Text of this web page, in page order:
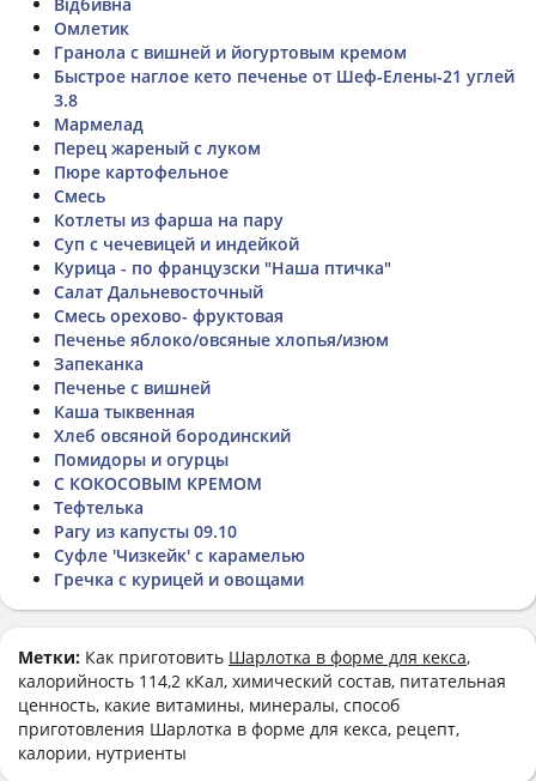
Омлетик
Гранола с вишней и йогуртовым кремом
Быстрое наглое кето печенье от Шеф-Елены-21 углей
3.8
Мармелад
Перец жареный с луком
Пюре картофельное
Смесь
Котлеты из фарша на пару
Суп с чечевицей и индейкой
Курица - по французски "Наша птичка"
Салат Дальневосточный
Смесь орехово- фруктовая
Печенье яблоко/овсяные хлопья/изюм
Запеканка
Печенье с вишней
Каша тыквенная
Хлеб овсяной бородинский
Помидоры и огурцы
С КОКОСОВЫМ КРЕМОМ
Тефтелька
Рагу из капусты 09.10
Суфле 'Чизкейк' с карамелью
Гречка с курицей и овощами
Метки: Как приготовить Шарлотка в форме для кекса,
калорийность 114,2 кКал, химический состав, питательная
ценность, какие витамины, минералы, способ
приготовления Шарлотка в форме для кекса, рецепт,
калории, нутриенты